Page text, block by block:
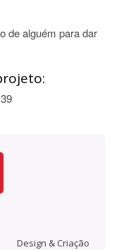
de alguém para dar
Design & Criação